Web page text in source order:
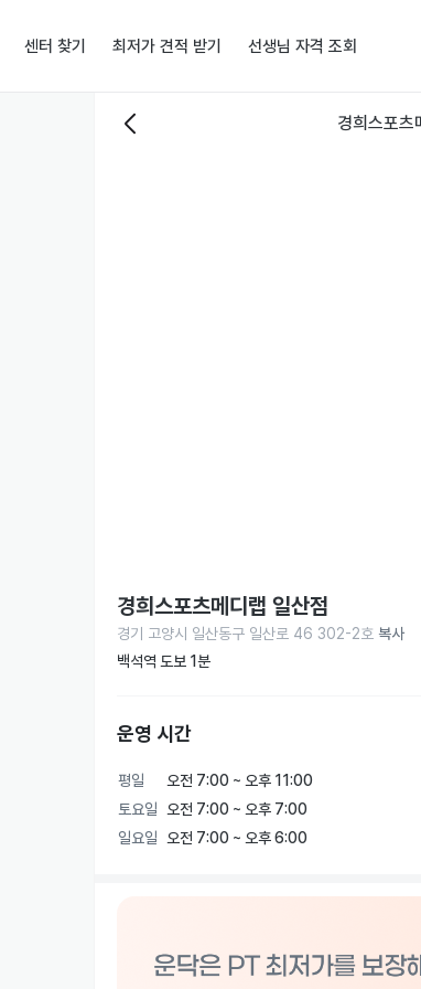
센터 찾기 최저가 견적 받기 선생님 자격 조회
경희스포츠
경희스포츠메디랩 일산점
경기 고양시 일산동구 일산로 46 302-2호 복사
백석역 도보 1분
운영 시간
평일
오전 7:00 ~ 오후 11:00
토요일
오전 7:00 ~ 오후 7:00
일요일
오전 7:00 ~ 오후 6:00